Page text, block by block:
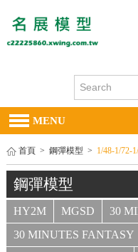
MENU
首頁 > 鋼彈模型 > 1/48-1/72-
鋼彈模型
HY2M MGSD
30
30 MINUTES FANTASY